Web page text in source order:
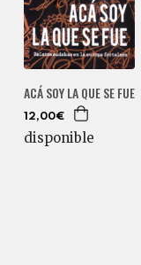
ACÁ SOY LA QUE SE FUE
12,00€
disponible